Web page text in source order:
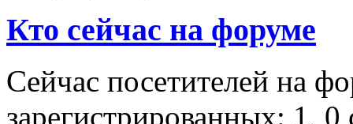
Кто сейчас на форуме
Сейчас посетителей на
зарегистрированных: 1,